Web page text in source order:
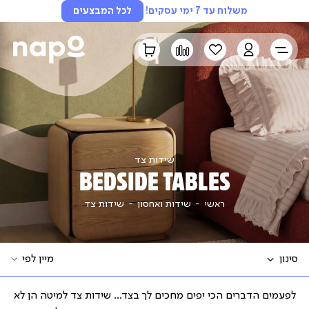
משלוח עד 7 ימי עסקים! לכל המבצעים
LOGINהרשימה
שלי
השוואההסל
שלי
BEDSIDE TABLES
שידות צד
ראשי ראשישידות ואחסוןשידות
שידות צדשידות
FILTERS
שידות ואחסון
סגור
לפעמים הדברים הכי יפים מחכים לך בצד... שידות צד למיטה הן לא